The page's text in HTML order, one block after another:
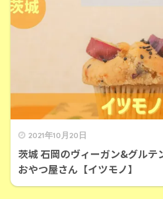
2021年10月20日
茨城 石岡のヴィーガン&グルテ
おやつ屋さん【イツモノ】